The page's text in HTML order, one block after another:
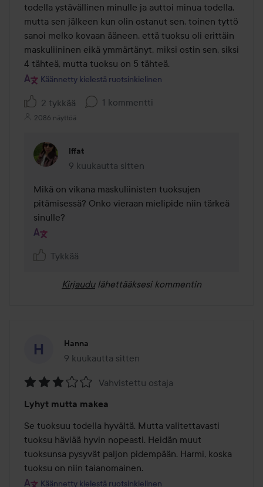
todella ystävällinen minulle ja auttoi minua todella,
mutta sen jälkeen kun olin ostanut sen, toinen tyttö
sanoi melko kovaan ääneen, että tuoksu oli erittäin
maskuliininen eikä ymmärtänyt, miksi ostin sen, siksi
4 tähteä, mutta tuoksu on 5 tähteä.
Käännetty kielestä ruotsinkielinen
2 tykkää 1 kommentti
2086 näyttöä
Iffat
9 kuukautta sitten
Kommentti lisättiin 9 kuukautta sitten
Mikä on vikana maskuliinisten tuoksujen
pitämisessä? Onko vieraan mielipide niin tärkeä
sinulle?
Tykkää
Kirjaudu lähettääksesi kommentin
Hanna
9 kuukautta sitten
Viesti luotiin 9 kuukautta sitten
3
/
5
Vahvistettu ostaja
Lyhyt mutta makea
Se tuoksuu todella hyvältä. Mutta valitettavasti
tuoksu häviää hyvin nopeasti. Heidän muut
tuoksunsa pysyvät paljon pidempään. Harmi, koska
tuoksu on niin taianomainen.
Käännetty kielestä ruotsinkielinen